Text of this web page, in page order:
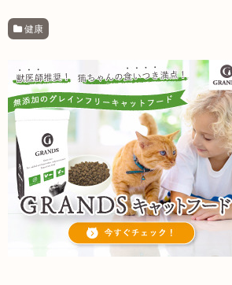
健康